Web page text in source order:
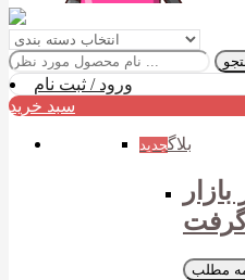
ورود / ثبت نام
سبد خرید
بلاگجدید
بورس از بازار
گرفت
مطلب